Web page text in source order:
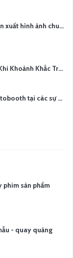
YCN MEDIA – Đối tác sản xuất hình ảnh chuyên nghiệp cho doanh nghiệp tại Hà Nội
Year End Party 2025 – Khi Khoảnh Khắc Trở Thành Dấu Ấn | Gói Ưu Đãi Tháng 12 Từ YCN Media
Xu hướng chụp ảnh photobooth tại các sự kiện hiện nay
phim sản phẩm
- quay quảng